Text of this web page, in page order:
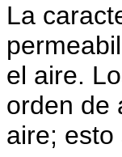
La
el aire.
orden de
aire;